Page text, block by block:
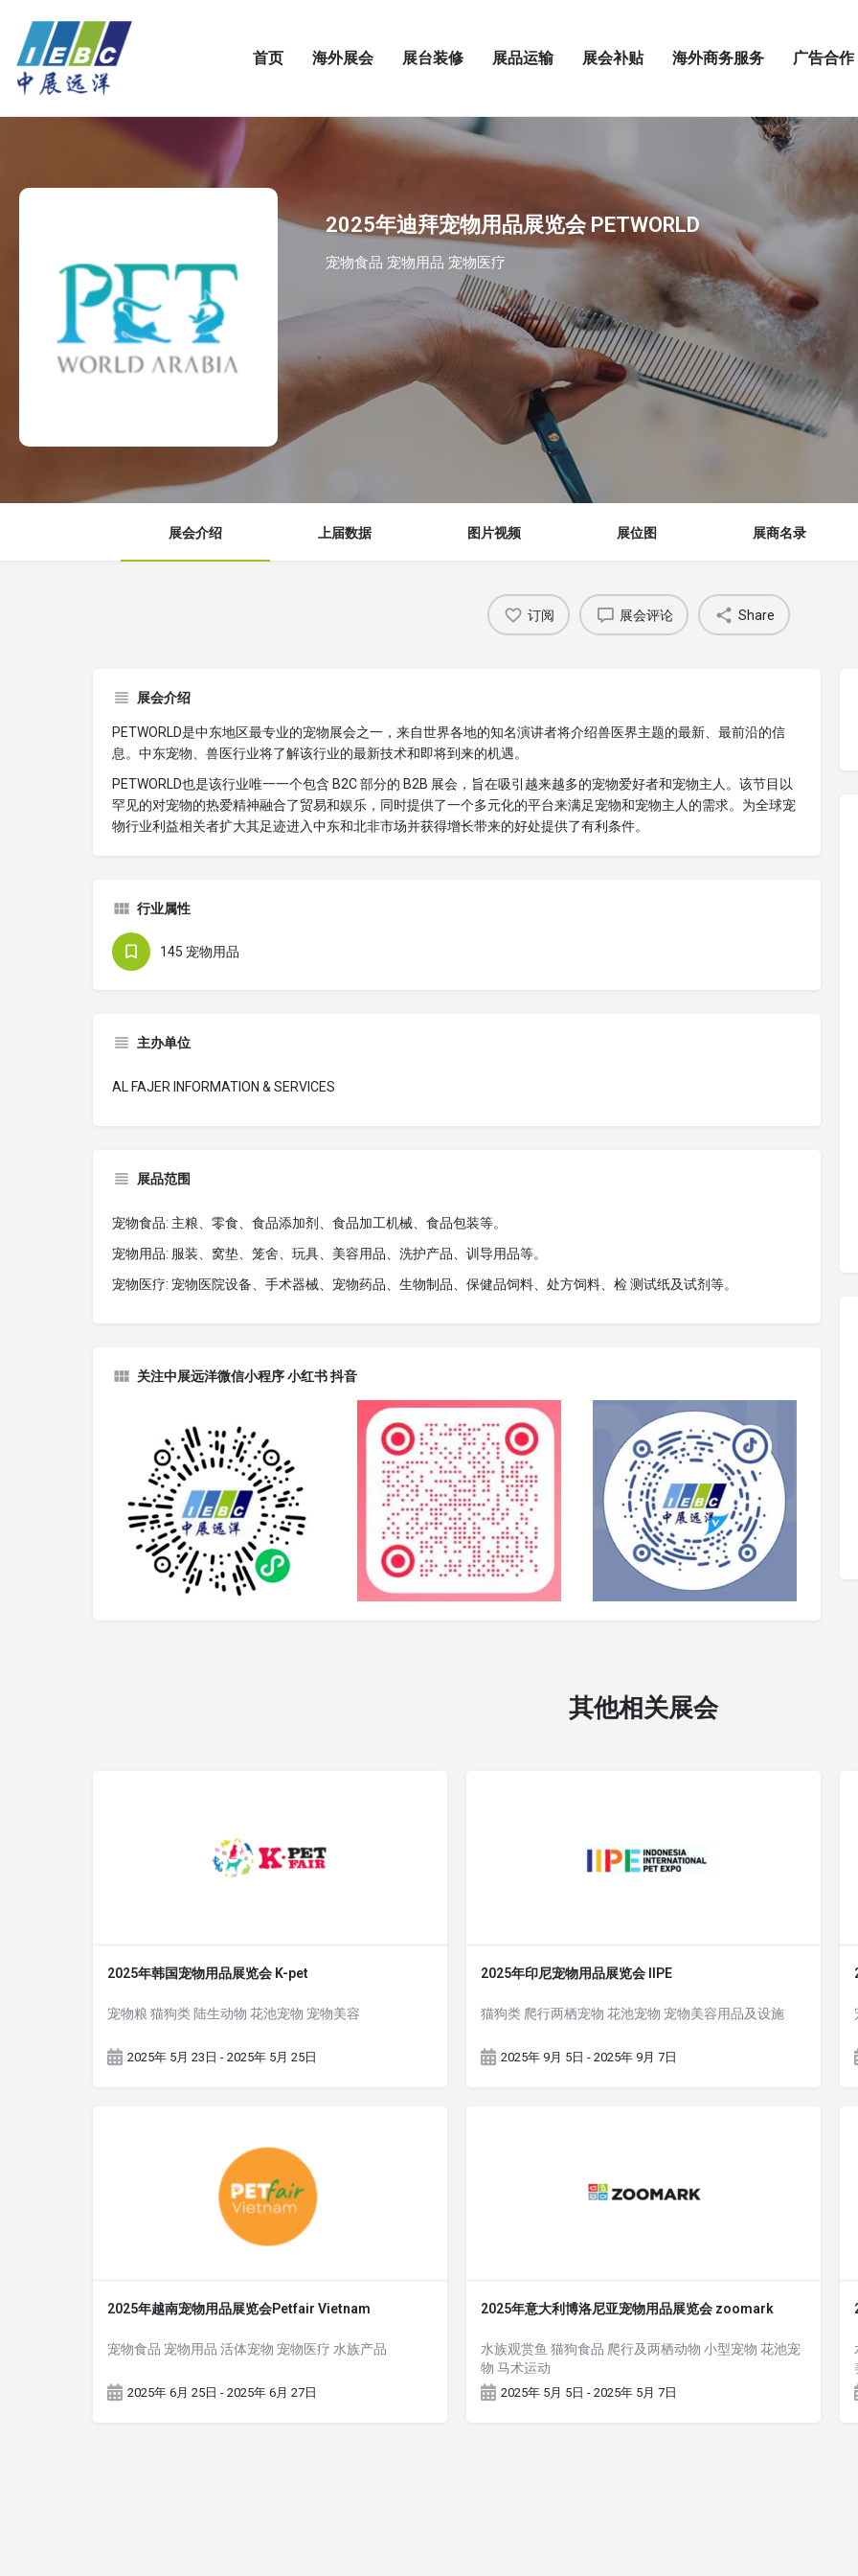
首页 海外展会 展台装修 展品运输 展会补贴 海外商务服务 广告合作
2025年迪拜宠物用品展览会 PETWORLD
宠物食品 宠物用品 宠物医疗
展会介绍 上届数据 图片视频 展位图 展商名录
订阅 展会评论 Share
展会介绍
PETWORLD是中东地区最专业的宠物展会之一，来自世界各地的知名演讲者将介绍兽医界主题的最新、最前沿的信
息。中东宠物、兽医行业将了解该行业的最新技术和即将到来的机遇。
PETWORLD也是该行业唯一一个包含 B2C 部分的 B2B 展会，旨在吸引越来越多的宠物爱好者和宠物主人。该节目以
罕见的对宠物的热爱精神融合了贸易和娱乐，同时提供了一个多元化的平台来满足宠物和宠物主人的需求。为全球宠
物行业利益相关者扩大其足迹进入中东和北非市场并获得增长带来的好处提供了有利条件。
行业属性
145 宠物用品
主办单位
AL FAJER INFORMATION & SERVICES
展品范围
宠物食品: 主粮、零食、食品添加剂、食品加工机械、食品包装等。
宠物用品: 服装、窝垫、笼舍、玩具、美容用品、洗护产品、训导用品等。
宠物医疗: 宠物医院设备、手术器械、宠物药品、生物制品、保健品饲料、处方饲料、检 测试纸及试剂等。
关注中展远洋微信小程序 小红书 抖音
其他相关展会
2025年韩国宠物用品展览会 K-pet
宠物粮 猫狗类 陆生动物 花池宠物 宠物美容
2025年 5月 23日 - 2025年 5月 25日
2025年印尼宠物用品展览会 IIPE
猫狗类 爬行两栖宠物 花池宠物 宠物美容用品及设施
2025年 9月 5日 - 2025年 9月 7日
2025年越南宠物用品展览会Petfair Vietnam
宠物食品 宠物用品 活体宠物 宠物医疗 水族产品
2025年 6月 25日 - 2025年 6月 27日
2025年意大利博洛尼亚宠物用品展览会 zoomark
水族观赏鱼 猫狗食品 爬行及两栖动物 小型宠物 花池宠
物 马术运动
2025年 5月 5日 - 2025年 5月 7日